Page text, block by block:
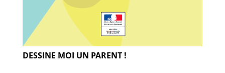
DESSINE MOI UN PARENT !